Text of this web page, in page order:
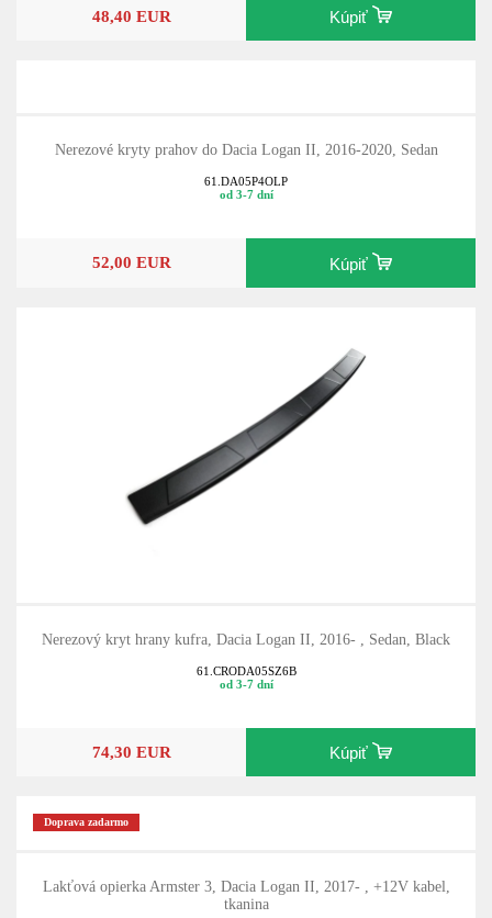
48,40 EUR Kúpiť
Nerezové kryty prahov do Dacia Logan II, 2016-2020, Sedan
61.DA05P4OLP
od 3-7 dní
52,00 EUR Kúpiť
Nerezový kryt hrany kufra, Dacia Logan II, 2016- , Sedan, Black
61.CRODA05SZ6B
od 3-7 dní
74,30 EUR Kúpiť
Doprava zadarmo
Lakťová opierka Armster 3, Dacia Logan II, 2017- , +12V kabel,
tkanina